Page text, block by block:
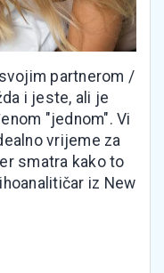
partnerom /
i jeste, ali je
"jednom". Vi
vrijeme za
smatra kako to
iz New